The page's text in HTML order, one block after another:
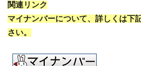
関連リンク
マイナンバーについて、詳しくは下
さい。